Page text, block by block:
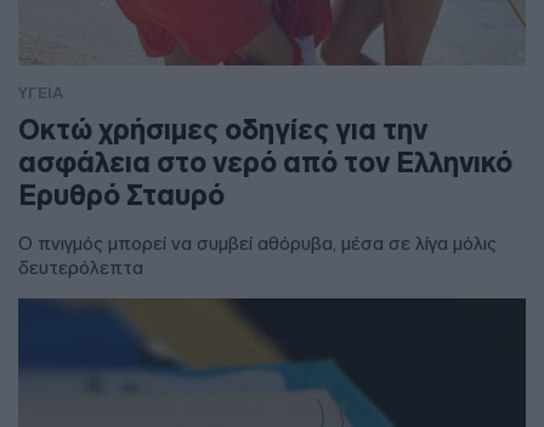
ΥΓΕΙΑ
Οκτώ χρήσιμες οδηγίες για την
ασφάλεια στο νερό από τον Ελληνικό
Ερυθρό Σταυρό
Ο πνιγμός μπορεί να συμβεί αθόρυβα, μέσα σε λίγα μόλις
δευτερόλεπτα